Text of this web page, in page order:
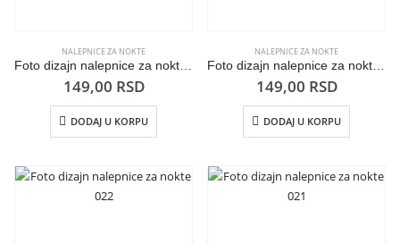
NALEPNICE ZA NOKTE
149,00 RSD
DODAJ U KORPU
NALEPNICE ZA NOKTE
149,00 RSD
DODAJ U KORPU